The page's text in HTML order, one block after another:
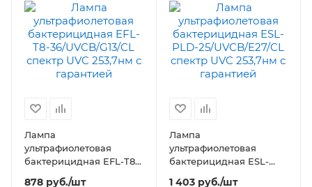
Лампа
ультрафиолетовая
бактерицидная EFL-T8-
36/UVCB/G13/CL спектр
878 руб./шт
Лампа
ультрафиолетовая
бактерицидная ESL-
PLD-25/UVCB/E27/CL
1 403руб./шт